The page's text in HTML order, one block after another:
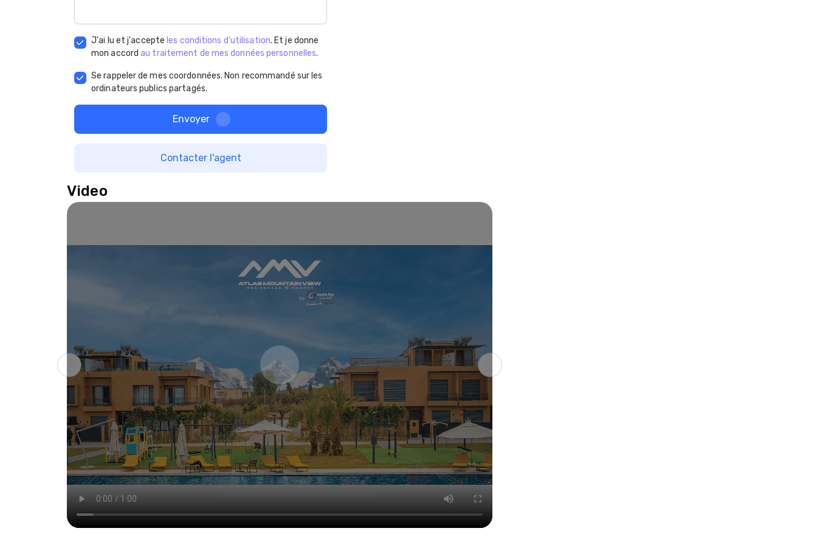
J'ai lu et j'accepte les conditions d'utilisation. Et je donne
mon accordau traitement de mes données personnelles.
Se rappeler de mes coordonnées. Non recommandé sur les
ordinateurs publics partagés.
Envoyer
Contacter l'agent
Video